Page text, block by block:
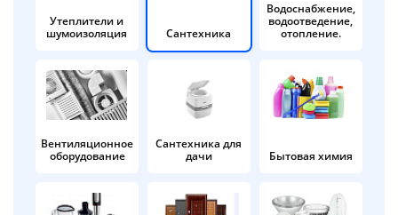
Утеплители и
шумоизоляция
Сантехника
Водоснабжение,
водоотведение,
отопление.
Вентиляционное
оборудование
Сантехника для
дачи
Бытовая химия
Оставшиеся
% будут
по25%каждые 2 недели
Подробнее
об оплате Плайтом